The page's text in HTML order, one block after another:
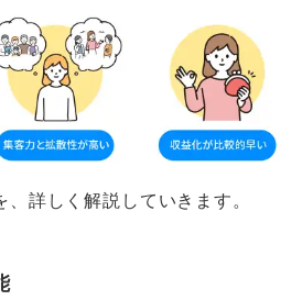
詳しく解説していきます。